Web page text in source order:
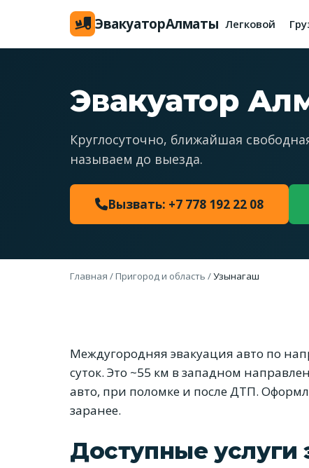
ЭвакуаторАлматы Легковой
Эвакуатор
Круглосуточно, ближайшая
называем до выезда.
Вызвать: +7 778 192 22 08
Главная /Пригород и область /Узынагаш
Междугородняя эвакуация авто по
суток. Это ~55 км в западном
авто, при поломке и после ДТП.
заранее.
Доступные услуги